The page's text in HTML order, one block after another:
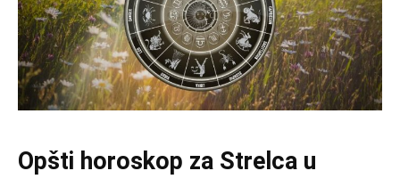
Opšti horoskop za Strelca u